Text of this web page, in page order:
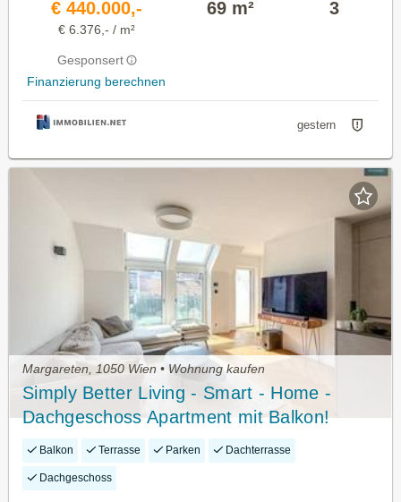
€ 440.000,-
€ 6.376,- / m²
Gesponsert
Finanzierung berechnen
69 m² 3
gestern
Margareten, 1050 Wien • Wohnung kaufen
Simply Better Living - Smart - Home -
Dachgeschoss Apartment mit Balkon!
Stellplatz Verfügbar!
Balkon Terrasse Parken Dachterrasse
Dachgeschoss